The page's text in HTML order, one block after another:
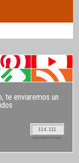
te enviaremos un
114.111
SUSCRIPTORES